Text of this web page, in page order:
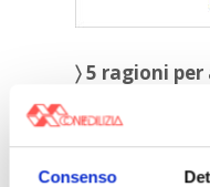
Consenso
〉 5 ragioni